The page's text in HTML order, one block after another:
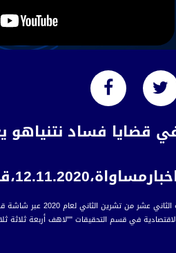
قضايا فساد نتنياهو
مساواة
شاشة قناة مساواة الفضائية تناولت عنوان : المحقق في قضايا فساد نتنياهو يعلن اعتزاله العمل في سلك الشرطة
في قسم التحقيقات ""لاهف أربعة